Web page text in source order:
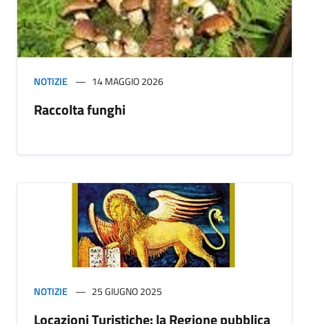
NOTIZIE 14 MAGGIO 2026
Raccolta funghi
NOTIZIE 25 GIUGNO 2025
Locazioni Turistiche: la Regione pubblica